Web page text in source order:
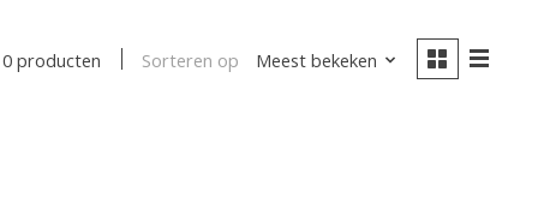
0 producten Sorteren op Meest bekeken